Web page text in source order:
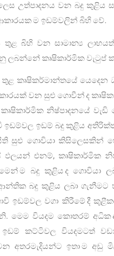
උත්පාදනය වන බදු කුළිය
ම ඉඩම්වලින් බිහි වේ.
තුළ බිහි වන සාමාන්‍ය
ලබන්නේ කෘෂිකාර්මික වැටුප්
තුළ කෘෂිකර්මාන්තයේ
වන සුළු ගොවීන් ද
කෘෂිකාර්මික නිෂ්පාදනයේ
ඉඩම්වල ඉඩම් බදු කුළිය
සුළු ගොවියා කිසිලෙසකින්
ඵලයන් එනම්, කෘෂිකාර්මික
ම බදු කුළිය ද ගොවියා
බදු කුළිය ලබා ගැනීමට
ඉඩම්වල වගා කිරීමේ දී
මෙම වියදම කොතරම්
කට්ටිවල වියදමටත් වඩා
අතරමැදියන්ට ඉතා ම අඩු